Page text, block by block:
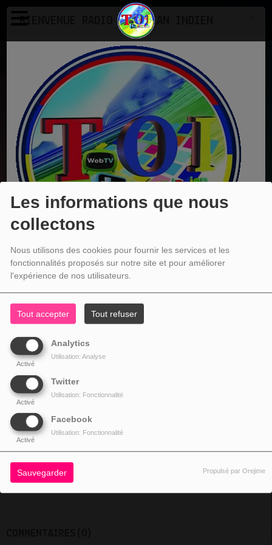
Les informations que nous
collectons
Nous utilisons des cookies pour fournir les services et les
fonctionnalités proposés sur notre site et pour améliorer
l'expérience de nos utilisateurs.
Tout accepter Tout refuser
Analytics
Activé
Utilisation: Analyse
Twitter
Activé
Utilisation: Fonctionnalité
Facebook
Activé
Utilisation: Fonctionnalité
Sauvegarder Propulsé par Orejime
Emissions Hits 80
EN CE MOMENT
Dj Neermal
non stop mix.mp3
Ecoutez maintenant
HITS 80
chanson Bollywood des année 80
PARTAGEZ !
BIENVENUE RADIO TV OCEAN INDIEN